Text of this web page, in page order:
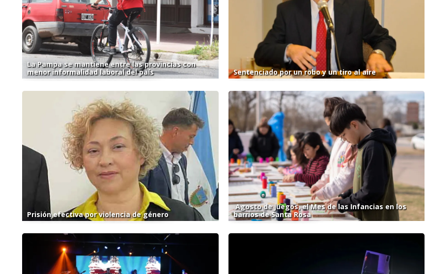
La Pampa se mantiene entre las provincias con
menor informalidad laboral del país
Sentenciado por un robo y un tiro al aire
Prisión efectiva por violencia de género
Agosto de juegos, el Mes de las Infancias en los
barrios de Santa Rosa